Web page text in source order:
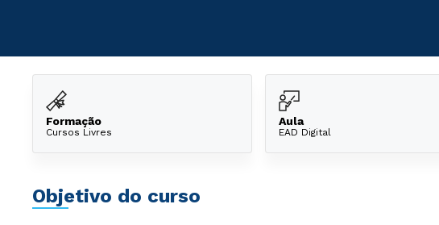
Formação
Cursos Livres
Aula
EAD Digital
Objetivo do curso